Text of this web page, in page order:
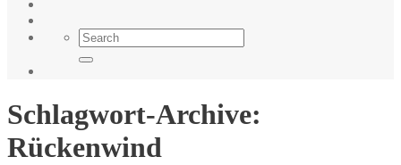
Schlagwort-Archive:
Rückenwind